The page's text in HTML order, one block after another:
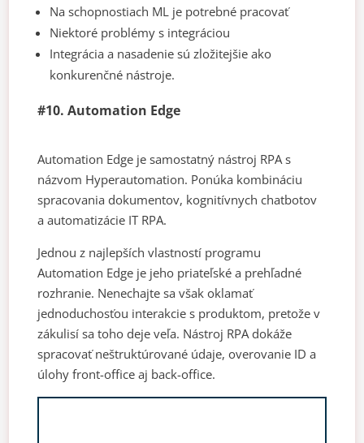
Na schopnostiach ML je potrebné pracovať
Niektoré problémy s integráciou
Integrácia a nasadenie sú zložitejšie ako
konkurenčné nástroje.
#10. Automation Edge
Automation Edge je samostatný nástroj RPA s
názvom Hyperautomation. Ponúka kombináciu
spracovania dokumentov, kognitívnych chatbotov
a automatizácie IT RPA.
Jednou z najlepších vlastností programu
Automation Edge je jeho priateľské a prehľadné
rozhranie. Nenechajte sa však oklamať
jednoduchosťou interakcie s produktom, pretože v
zákulisí sa toho deje veľa. Nástroj RPA dokáže
spracovať neštruktúrované údaje, overovanie ID a
úlohy front-office aj back-office.